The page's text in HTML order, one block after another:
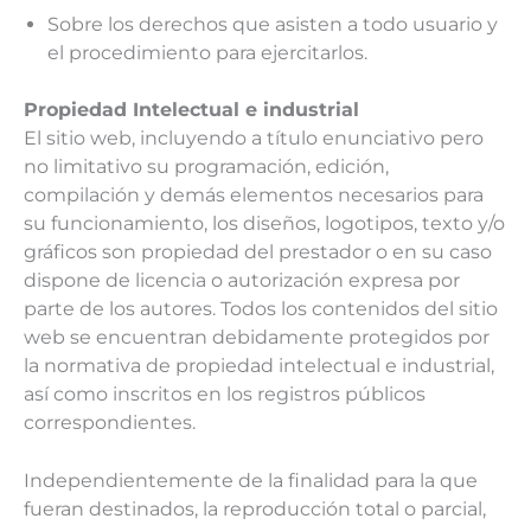
Sobre los derechos que asisten a todo usuario y
el procedimiento para ejercitarlos.
Propiedad Intelectual e industrial
El sitio web, incluyendo a título enunciativo pero
no limitativo su programación, edición,
compilación y demás elementos necesarios para
su funcionamiento, los diseños, logotipos, texto y/o
gráficos son propiedad del prestador o en su caso
dispone de licencia o autorización expresa por
parte de los autores. Todos los contenidos del sitio
web se encuentran debidamente protegidos por
la normativa de propiedad intelectual e industrial,
así como inscritos en los registros públicos
correspondientes.
Independientemente de la finalidad para la que
fueran destinados, la reproducción total o parcial,